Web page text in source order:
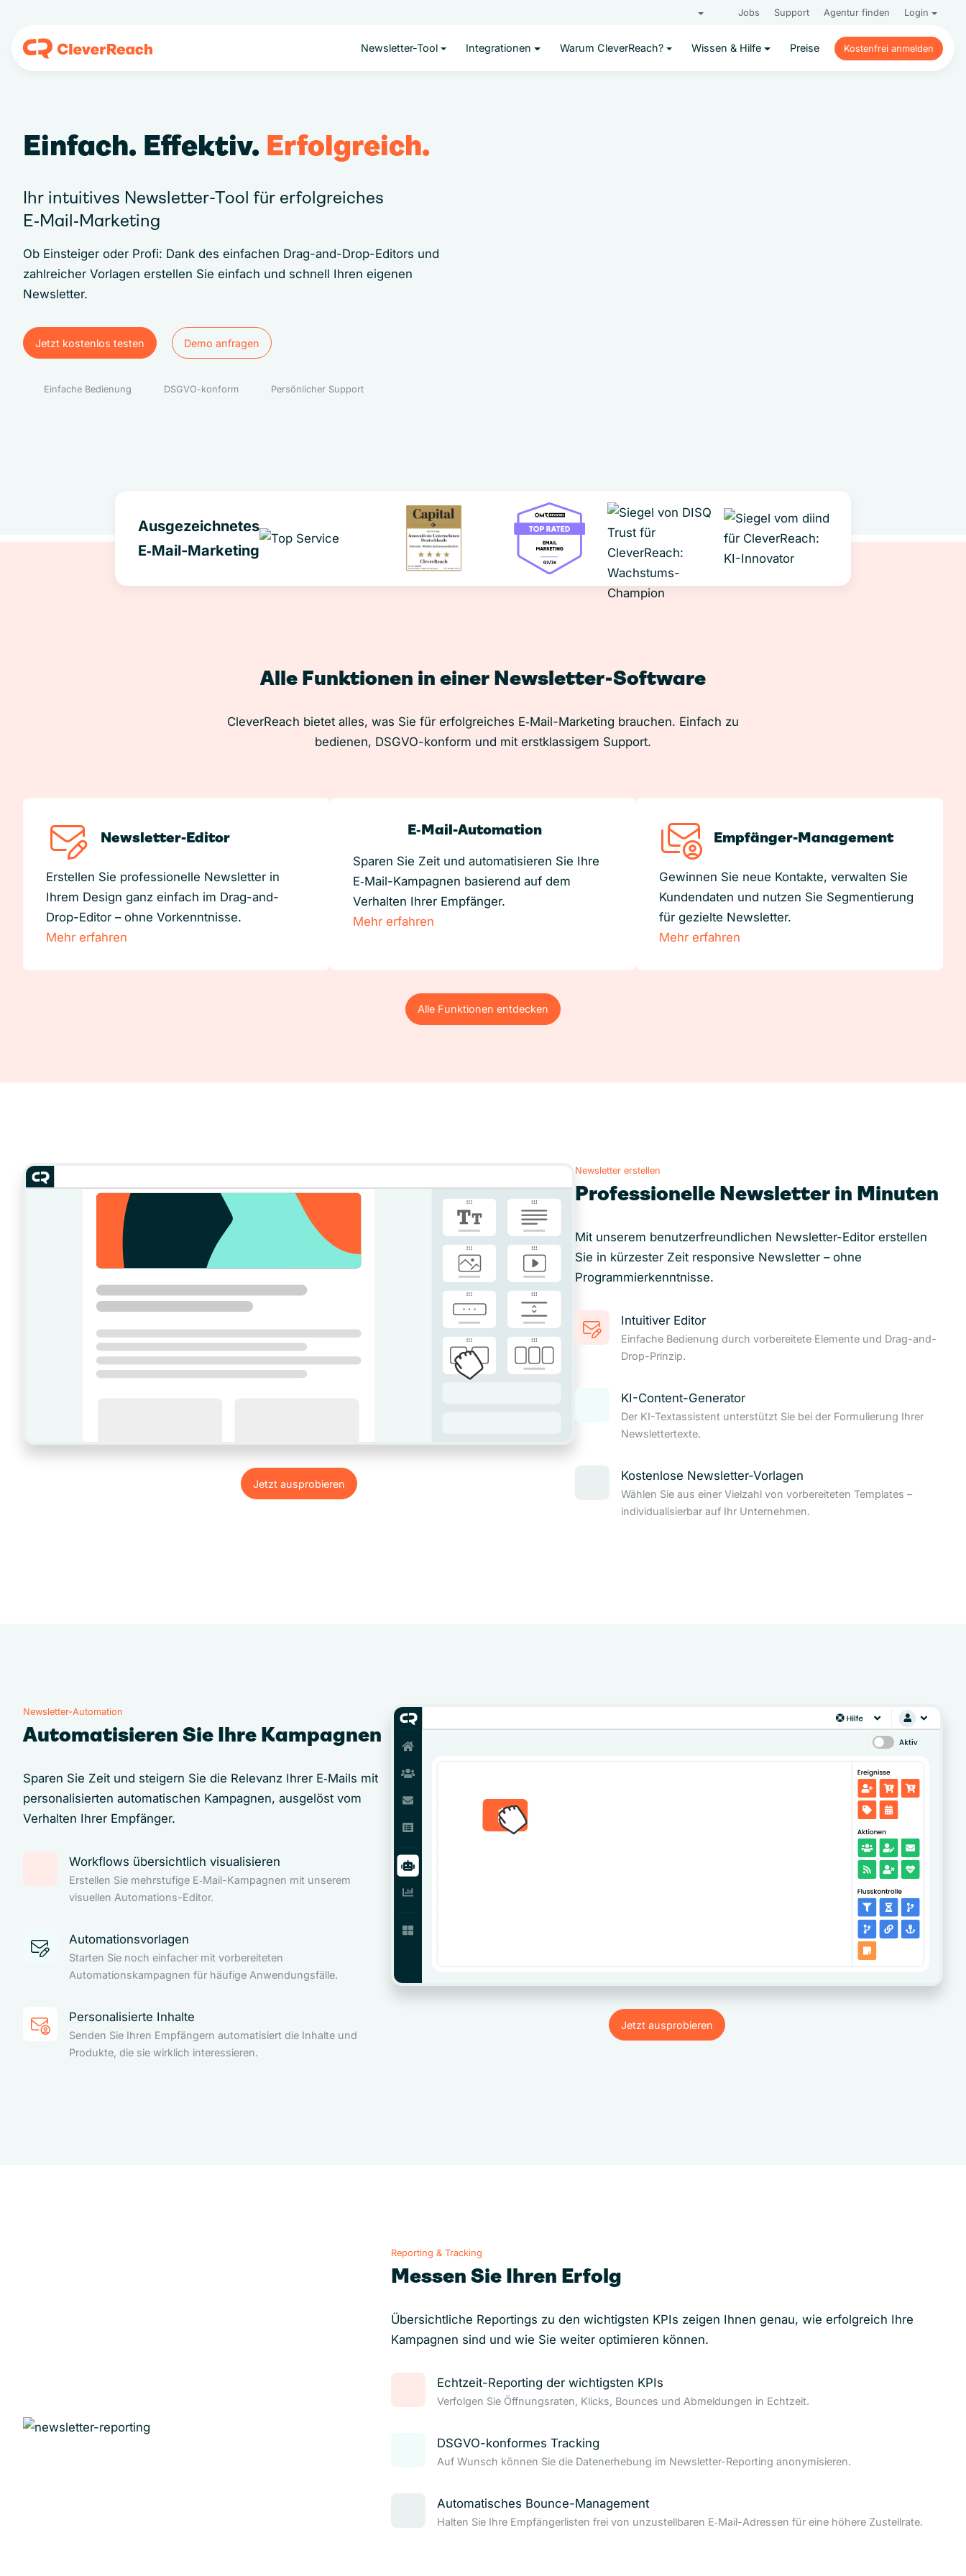
Jobs Support Agentur finden Login
Newsletter-Tool Integrationen Warum CleverReach? Wissen & Hilfe Preise
Kostenfrei anmelden
Kostenfrei anmelden
Einfach. Effektiv. Erfolgreich.
Ihr intuitives Newsletter-Tool für erfolgreiches
E‑Mail‑Marketing
Ob Einsteiger oder Profi: Dank des einfachen Drag-and-Drop-Editors und
zahlreicher Vorlagen erstellen Sie einfach und schnell Ihren eigenen
Newsletter.
Jetzt kostenlos testen
Jetzt kostenlos testen
Demo anfragen
Demo anfragen
Einfache Bedienung DSGVO-konform Persönlicher Support
Ausgezeichnetes
E‑Mail-Marketing
Alle Funktionen in einer Newsletter-Software
CleverReach bietet alles, was Sie für erfolgreiches E‑Mail-Marketing brauchen. Einfach zu
bedienen, DSGVO-konform und mit erstklassigem Support.
Newsletter-Editor
Erstellen Sie professionelle Newsletter in
Ihrem Design ganz einfach im Drag-and-
Drop-Editor – ohne Vorkenntnisse.
Mehr erfahren
E‑Mail-Automation
Sparen Sie Zeit und automatisieren Sie Ihre
E‑Mail-Kampagnen basierend auf dem
Verhalten Ihrer Empfänger.
Mehr erfahren
Empfänger-Management
Gewinnen Sie neue Kontakte, verwalten Sie
Kundendaten und nutzen Sie Segmentierung
für gezielte Newsletter.
Mehr erfahren
Alle Funktionen entdecken
Alle Funktionen entdecken
Jetzt ausprobieren
Jetzt ausprobieren
Newsletter erstellen
Professionelle Newsletter in Minuten
Mit unserem benutzerfreundlichen Newsletter-Editor erstellen
Sie in kürzester Zeit responsive Newsletter – ohne
Programmierkenntnisse.
Intuitiver Editor
Einfache Bedienung durch vorbereitete Elemente und Drag-and-
Drop-Prinzip.
KI-Content-Generator
Der KI-Textassistent unterstützt Sie bei der Formulierung Ihrer
Newslettertexte.
Kostenlose Newsletter-Vorlagen
Wählen Sie aus einer Vielzahl von vorbereiteten Templates –
individualisierbar auf Ihr Unternehmen.
Newsletter-Automation
Automatisieren Sie Ihre Kampagnen
Sparen Sie Zeit und steigern Sie die Relevanz Ihrer E‑Mails mit
personalisierten automatischen Kampagnen, ausgelöst vom
Verhalten Ihrer Empfänger.
Workflows übersichtlich visualisieren
Erstellen Sie mehrstufige E‑Mail-Kampagnen mit unserem
visuellen Automations-Editor.
Automationsvorlagen
Starten Sie noch einfacher mit vorbereiteten
Automationskampagnen für häufige Anwendungsfälle.
Personalisierte Inhalte
Senden Sie Ihren Empfängern automatisiert die Inhalte und
Produkte, die sie wirklich interessieren.
Jetzt ausprobieren
Jetzt ausprobieren
Reporting & Tracking
Messen Sie Ihren Erfolg
Übersichtliche Reportings zu den wichtigsten KPIs zeigen Ihnen genau, wie erfolgreich Ihre
Kampagnen sind und wie Sie weiter optimieren können.
Echtzeit-Reporting der wichtigsten KPIs
Verfolgen Sie Öffnungsraten, Klicks, Bounces und Abmeldungen in Echtzeit.
DSGVO-konformes Tracking
Auf Wunsch können Sie die Datenerhebung im Newsletter-Reporting anonymisieren.
Automatisches Bounce-Management
Halten Sie Ihre Empfängerlisten frei von unzustellbaren E‑Mail-Adressen für eine höhere Zustellrate.